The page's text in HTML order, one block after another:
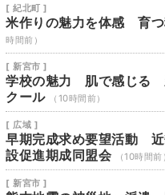
[ 紀北町 ]
米作りの魅力を体感 育つ
時間前）
[ 新宮市 ]
学校の魅力 肌で感じる
クール
（10時間前）
[ 広域 ]
早期完成求め要望活動
設促進期成同盟会
（10時間前）
[ 新宮市 ]